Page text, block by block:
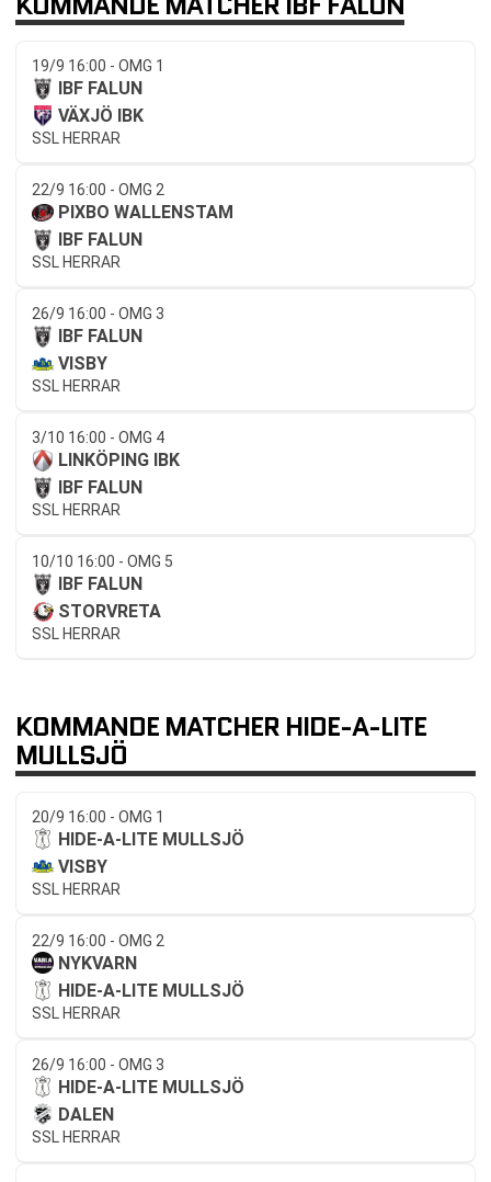
19/9 16:00 - OMG 1
IBF FALUN
VÄXJÖ IBK
SSL HERRAR
22/9 16:00 - OMG 2
PIXBO WALLENSTAM
IBF FALUN
SSL HERRAR
26/9 16:00 - OMG 3
IBF FALUN
VISBY
SSL HERRAR
3/10 16:00 - OMG 4
LINKÖPING IBK
IBF FALUN
SSL HERRAR
10/10 16:00 - OMG 5
IBF FALUN
STORVRETA
SSL HERRAR
KOMMANDE MATCHER HIDE-A-LITE
MULLSJÖ
20/9 16:00 - OMG 1
HIDE-A-LITE MULLSJÖ
VISBY
SSL HERRAR
22/9 16:00 - OMG 2
NYKVARN
HIDE-A-LITE MULLSJÖ
SSL HERRAR
26/9 16:00 - OMG 3
HIDE-A-LITE MULLSJÖ
DALEN
SSL HERRAR